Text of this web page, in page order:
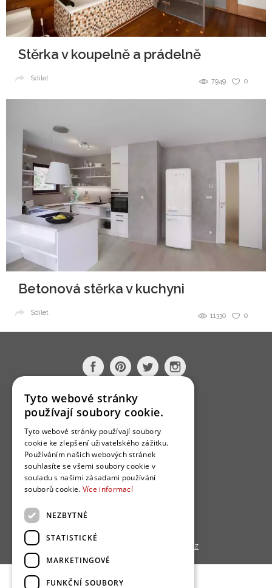
Stěrka v koupelně a prádelně
0
7949
Sdílet
Betonová stěrka v kuchyni
0
11330
Sdílet
O nás
Bydlo programy
Jak se zapojit?
Uživatelské podmínky
Ochrana osobních údajú
Bydlo.cz
Tyto webové stránky
používají soubory cookie.
Tyto webové stránky používají soubory
cookie ke zlepšení uživatelského zážitku.
Používáním našich webových stránek
souhlasíte se všemi soubory cookie v
souladu s našimi zásadami používání
souborů cookie. Více informací
NEZBYTNÉ
STATISTICKÉ
MARKETINGOVÉ
FUNKČNÍ SOUBORY